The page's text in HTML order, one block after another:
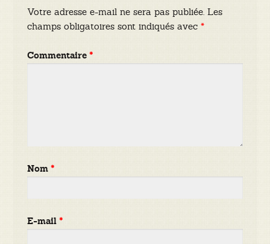
Votre adresse e-mail ne sera pas publiée. Les
champs obligatoires sont indiqués avec*
Commentaire*
Nom*
E-mail*